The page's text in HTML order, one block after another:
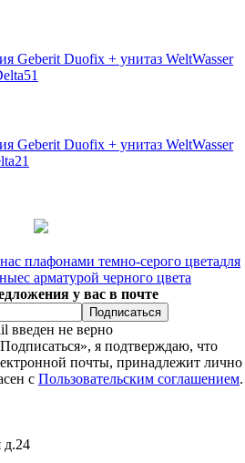
Geberit Duofix + унитаз WeltWasser
Geberit Duofix + унитаз WeltWasser
с плафонами темно-серого цветадля
с арматурой черного цвета
у вас в почте
введен не верно
я подтверждаю, что
почты, принадлежит лично
с Пользовательским соглашением.